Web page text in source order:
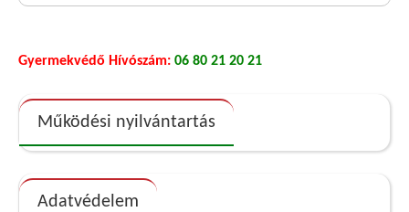
Gyermekvédő Hívószám: 06 80 21 20 21
Működési nyilvántartás
Adatvédelem